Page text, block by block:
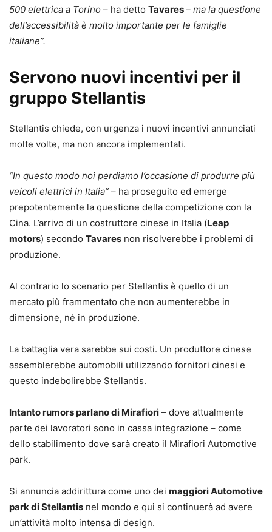
500 elettrica a Torino – ha detto Tavares– ma la questione
dell’accessibilità è molto importante per le famiglie
italiane”.
Servono nuovi incentivi per il
gruppo Stellantis
Stellantis chiede, con urgenza i nuovi incentivi annunciati
molte volte, ma non ancora implementati.
“In questo modo noi perdiamo l’occasione di produrre più
veicoli elettrici in Italia” – ha proseguito ed emerge
prepotentemente la questione della competizione con la
Cina. L’arrivo di un costruttore cinese in Italia (Leap
motors) secondo Tavares non risolverebbe i problemi di
produzione.
Al contrario lo scenario per Stellantis è quello di un
mercato più frammentato che non aumenterebbe in
dimensione, né in produzione.
La battaglia vera sarebbe sui costi. Un produttore cinese
assemblerebbe automobili utilizzando fornitori cinesi e
questo indebolirebbe Stellantis.
Intanto rumors parlano di Mirafiori – dove attualmente
parte dei lavoratori sono in cassa integrazione – come
dello stabilimento dove sarà creato il Mirafiori Automotive
park.
Si annuncia addirittura come uno dei maggiori Automotive
park di Stellantis nel mondo e qui si continuerà ad avere
un’attività molto intensa di design.